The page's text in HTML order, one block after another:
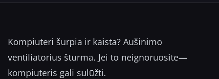
Kompiuteri šurpia ir kaista? Aušinimo
ventiliatorius šturma. Jei to neignoruosite—
kompiuteris gali sulūžti.